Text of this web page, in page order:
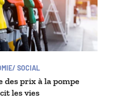
SOCIAL
des prix à la pompe
les vies